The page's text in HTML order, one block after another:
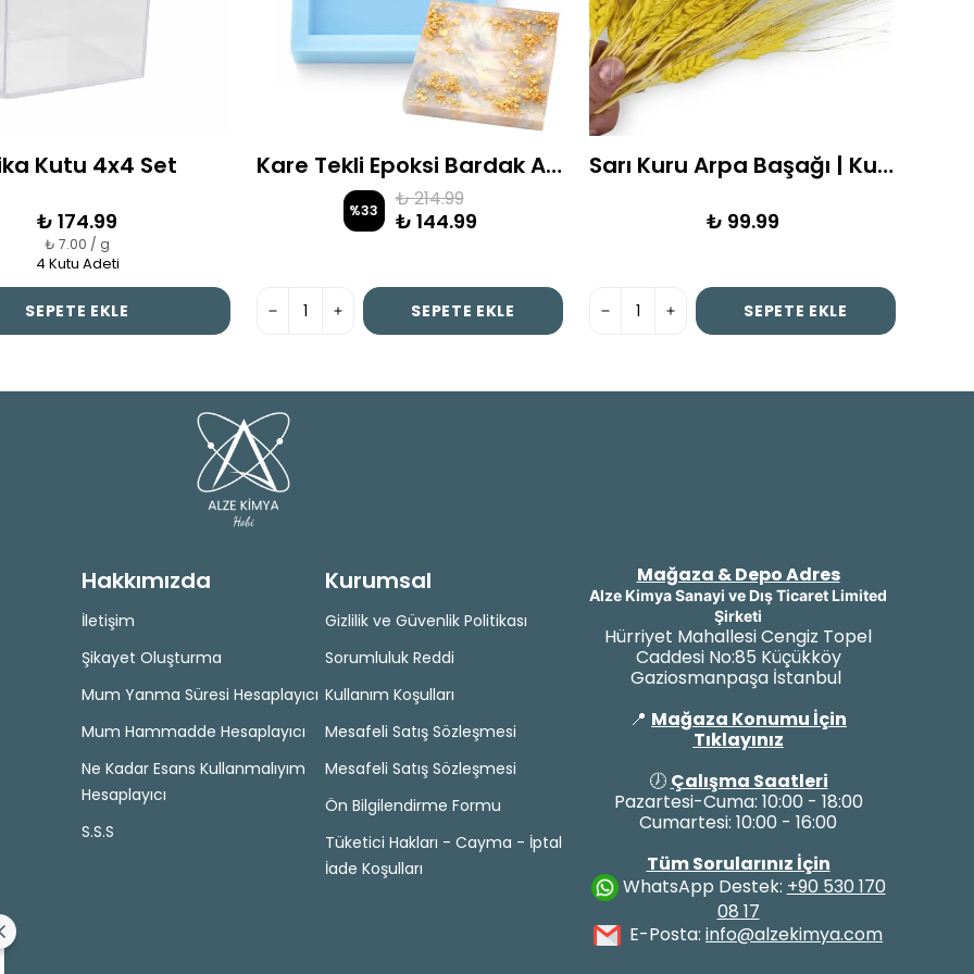
Kutu 4x4 Set
₺ 174.99
₺ 7.00 / g
4 Kutu Adeti
SEPETE EKLE
Kare Tekli Epoksi Bardak Altlığı Kalıbı 8,5 x 8,5
%33 ₺ 214.99
₺ 144.99
SEPETE EKLE
Sarı Kuru Arpa Başağı | Kuru Çiçek | 1 Demet
₺ 99.99
SEPETE EKLE
Hakkımızda
İletişim
Şikayet Oluşturma
Mum Yanma Süresi Hesaplayıcı
Mum Hammadde Hesaplayıcı
Ne Kadar Esans Kullanmalıyım
Hesaplayıcı
S.S.S
Kurumsal
Gizlilik ve Güvenlik Politikası
Sorumluluk Reddi
Kullanım Koşulları
Mesafeli Satış Sözleşmesi
Mesafeli Satış Sözleşmesi
Ön Bilgilendirme Formu
Tüketici Hakları - Cayma - İptal
İade Koşulları
Mağaza & Depo Adres
Alze Kimya Sanayi ve Dış Ticaret Limited
Şirketi
Hürriyet Mahallesi Cengiz Topel
Caddesi No:85 Küçükköy
Gaziosmanpaşa İstanbul
📍 Mağaza Konumu İçin
Tıklayınız
🕖 Çalışma Saatleri
Pazartesi-Cuma: 10:00 - 18:00
Cumartesi: 10:00 - 16:00
Tüm Sorularınız İçin
WhatsApp Destek: +90 530 170
08 17
E-Posta: info@alzekimya.com